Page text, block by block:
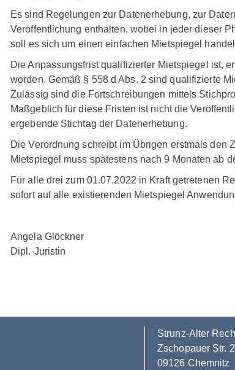
Es sind Regelungen zur Datenerhebung, zur
Veröffentlichung enthalten, wobei in jeder dieser
soll es sich um einen einfachen Mietspiegel
Die Anpassungsfrist qualifizierter Mietspiegel ist,
worden. Gemäß § 558 d Abs. 2 sind qualifizierte
Zulässig sind die Fortschreibungen mittels
Maßgeblich für diese Fristen ist nicht die
ergebende Stichtag der Datenerhebung.
Die Verordnung schreibt im Übrigen erstmals den
Mietspiegel muss spätestens nach 9 Monaten ab
Für alle drei zum 01.07.2022 in Kraft getretenen
sofort auf alle existierenden Mietspiegel
Angela Glöckner
Dipl.-Juristin
Strunz-Alter
Zschopauer Str.
09126 Chemnitz